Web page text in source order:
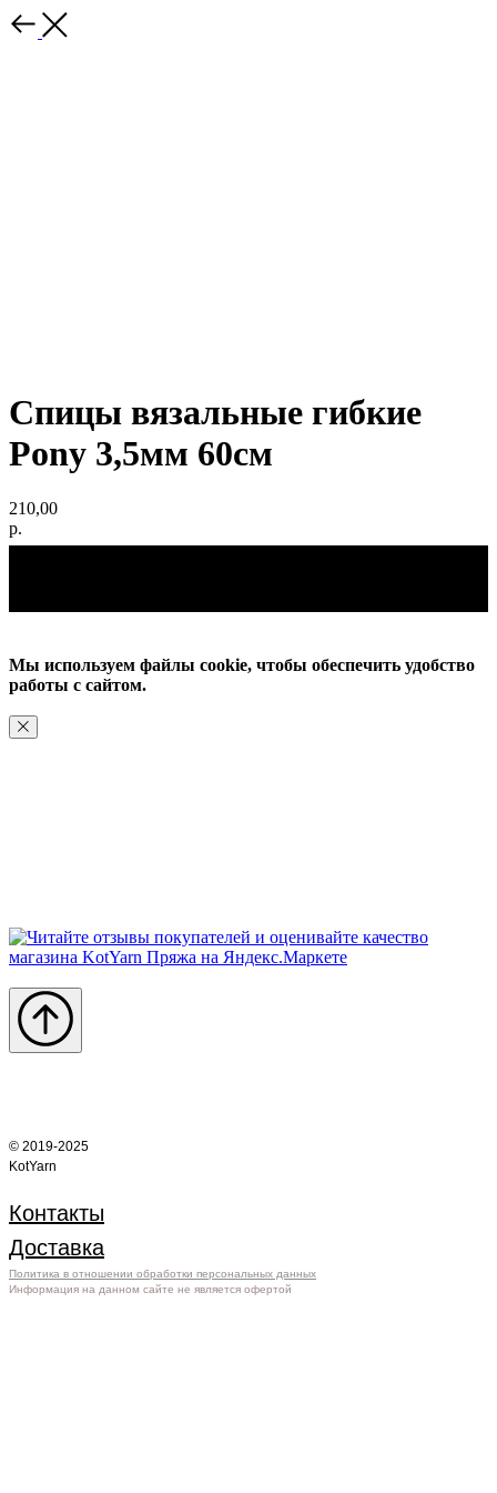
Спицы вязальные гибкие
Pony 3,5мм 60см
210,00
р.
Мы используем файлы cookie, чтобы обеспечить удобство
работы с сайтом.
© 2019-2025
KotYarn
Контакты
Доставка
Политика в отношении обработки персональных данных
Информация на данном сайте не является офертой